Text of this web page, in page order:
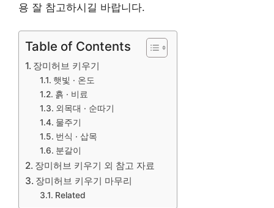
용 잘 참고하시길 바랍니다.
Table of Contents
장미허브 키우기
햇빛 · 온도
흙 · 비료
외목대 · 순따기
물주기
번식 · 삽목
분갈이
장미허브 키우기 외 참고 자료
장미허브 키우기 마무리
Related